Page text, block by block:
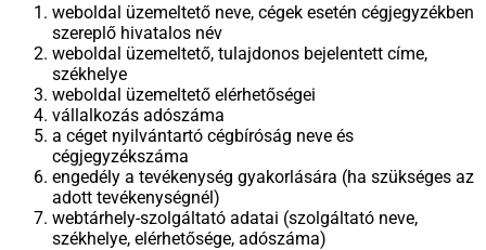
weboldal üzemeltető neve, cégek esetén cégjegyzékben
szereplő hivatalos név
weboldal üzemeltető, tulajdonos bejelentett címe,
székhelye
weboldal üzemeltető elérhetőségei
vállalkozás adószáma
a céget nyilvántartó cégbíróság neve és
cégjegyzékszáma
engedély a tevékenység gyakorlására (ha szükséges az
adott tevékenységnél)
webtárhely-szolgáltató adatai (szolgáltató neve,
székhelye, elérhetősége, adószáma)